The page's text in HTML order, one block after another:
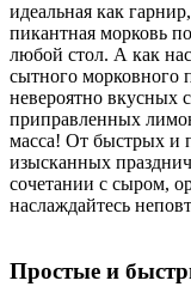
идеальная как
пикантная морковь
любой стол. А как
сытного морковного
невероятно вкусных
приправленных
масса! От быстрых и
изысканных
сочетании с сыром,
наслаждайтесь
Простые и